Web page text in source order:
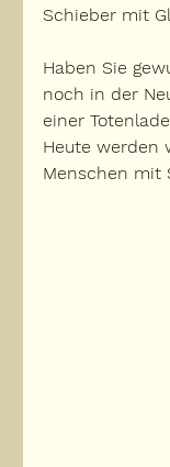
Schieber mit
Haben Sie
noch in der
einer
Heute werden
Menschen mit